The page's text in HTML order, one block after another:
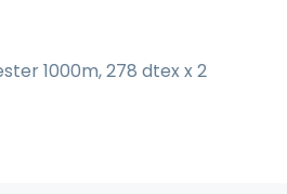
1000m, 278 dtex x 2